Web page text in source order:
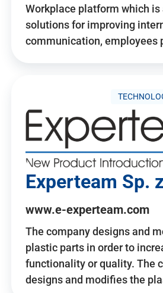
Workplace platform which is
solutions for improving
communication, employees
Experteam Sp.
www.e-experteam.com
The company designs and
plastic parts in order to
functionality or quality. The
designs and modifies the